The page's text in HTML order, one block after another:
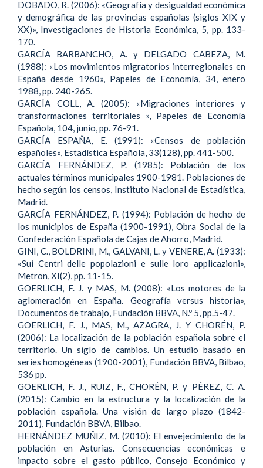
DOBADO, R. (2006): «Geografía y desigualdad económica
y demográfica de las provincias españolas (siglos XIX y
XX)», Investigaciones de Historia Económica, 5, pp. 133-
170.
GARCÍA BARBANCHO, A. y DELGADO CABEZA, M.
(1988): «Los movimientos migratorios interregionales en
España desde 1960», Papeles de Economía, 34, enero
1988, pp. 240-265.
GARCÍA COLL, A. (2005): «Migraciones interiores y
transformaciones territoriales », Papeles de Economía
Española, 104, junio, pp. 76-91.
GARCÍA ESPAÑA, E. (1991): «Censos de población
españoles», Estadística Española, 33(128), pp. 441-500.
GARCÍA FERNÁNDEZ, P. (1985): Población de los
actuales términos municipales 1900-1981. Poblaciones de
hecho según los censos, Instituto Nacional de Estadística,
Madrid.
GARCÍA FERNÁNDEZ, P. (1994): Población de hecho de
los municipios de España (1900-1991), Obra Social de la
Confederación Española de Cajas de Ahorro, Madrid.
GINI, C., BOLDRINI, M., GALVANI, L. y VENERE, A. (1933):
«Sui Centri delle popolazioni e sulle loro applicazioni»,
Metron, XI(2), pp. 11-15.
GOERLICH, F. J. y MAS, M. (2008): «Los motores de la
aglomeración en España. Geografía versus historia»,
Documentos de trabajo, Fundación BBVA, N.º 5, pp.5-47.
GOERLICH, F. J., MAS, M., AZAGRA, J. Y CHORÉN, P.
(2006): La localización de la población española sobre el
territorio. Un siglo de cambios. Un estudio basado en
series homogéneas (1900-2001), Fundación BBVA, Bilbao,
536 pp.
GOERLICH, F. J., RUIZ, F., CHORÉN, P. y PÉREZ, C. A.
(2015): Cambio en la estructura y la localización de la
población española. Una visión de largo plazo (1842-
2011), Fundación BBVA, Bilbao.
HERNÁNDEZ MUÑIZ, M. (2010): El envejecimiento de la
población en Asturias. Consecuencias económicas e
impacto sobre el gasto público, Consejo Económico y